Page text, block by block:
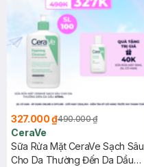
327.000 ₫490.000 ₫
CeraVe
Sữa Rửa Mặt CeraVe Sạch Sâu
Cho Da Thường Đến Da Dầu